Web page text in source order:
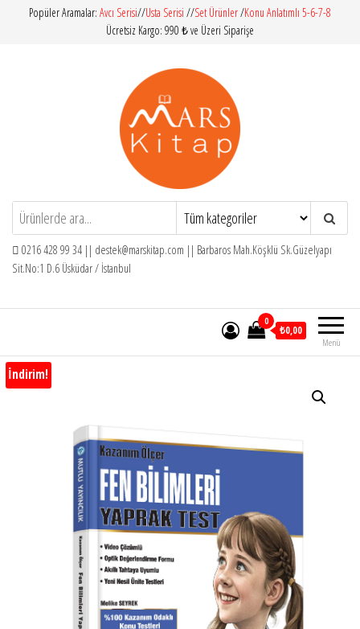
İçeriğePopüler Aramalar: Avcı Serisi//Usta Serisi //Set Ürünler/Konu Anlatımlı 5-6-7-8
Ücretsiz Kargo: 990 ₺ ve Üzeri Siparişe
Mars Kitap
İlköğretim – Orta Öğretim – Yardımcı
Kitaplar
0216 428 99 34 || destek@marskitap.com || Barbaros Mah.Köşklü Sk.Güzelyapı
Sit.No:1 D.6 Üsküdar / İstanbul
Menü
0
₺0,00
İndirim!